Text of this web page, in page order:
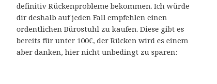
definitiv Rückenprobleme bekommen. Ich würde
dir deshalb auf jeden Fall empfehlen einen
ordentlichen Bürostuhl zu kaufen. Diese gibt es
bereits für unter 100€, der Rücken wird es einem
aber danken, hier nicht unbedingt zu sparen: